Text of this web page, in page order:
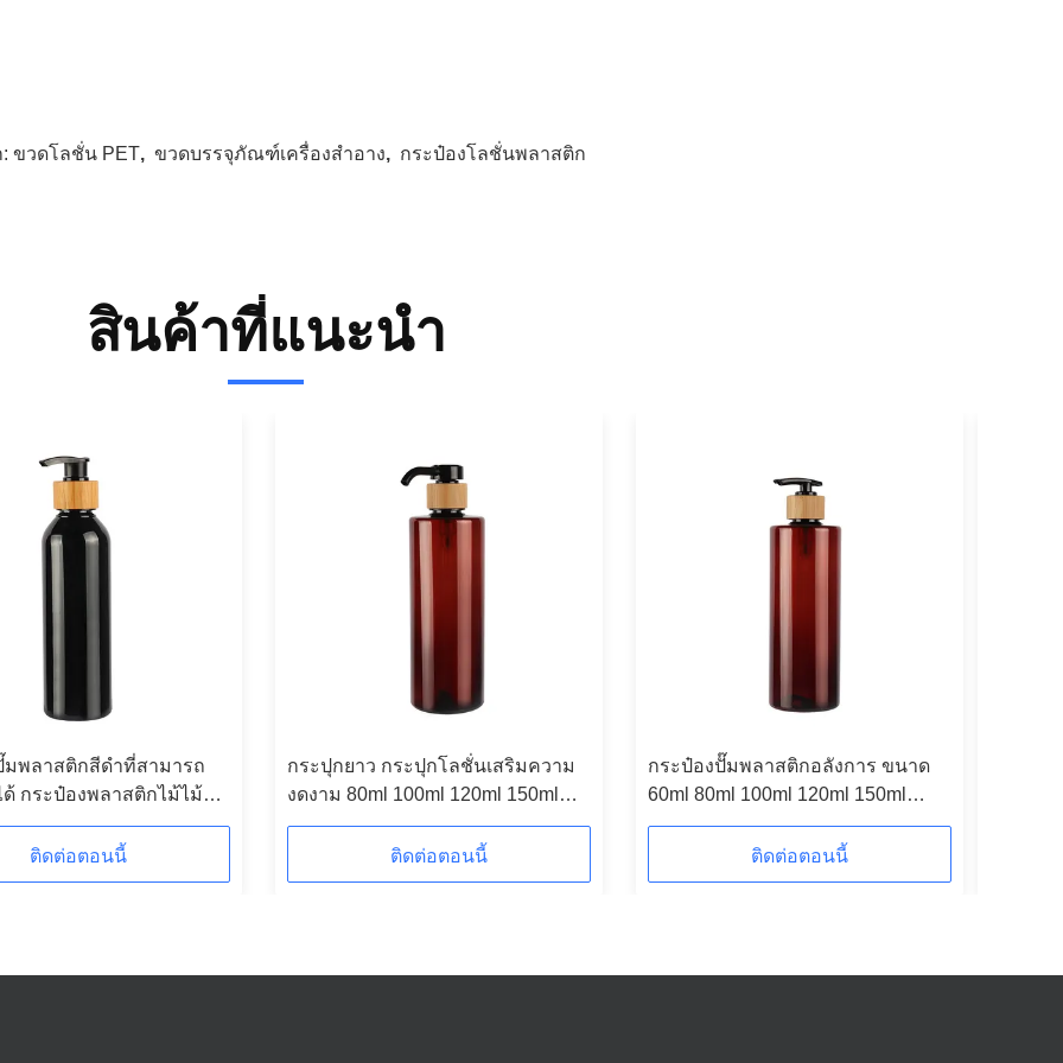
ขวดโลชั่น PET, ขวดบรรจุภัณฑ์เครื่องสำอาง, กระป๋องโลชั่นพลาสติก
สินค้าที่แนะนํา
มพลาสติกสีดําที่สามารถ
ด้ กระป๋องพลาสติกไม้ไม้
สิ่งแวดล้อม 180ml 200ml
ติดต่อตอนนี้
กระปุกยาว กระปุกโลชั่นเสริมความ
งดงาม 80ml 100ml 120ml 150ml
180ml 200ml กระปุกพลาสติกแอม
ติดต่อตอนนี้
กระป๋องปั๊มพลาสติกอลังการ ขนาด
60ml 80ml 100ml 120ml 150ml
180ml 200ml 250ml 300ml กระป๋อง
PET แอมเบอร์ติดต่อตอนนี้